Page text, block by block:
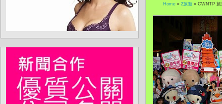
Home » 2旅遊 » CWNTP 旅